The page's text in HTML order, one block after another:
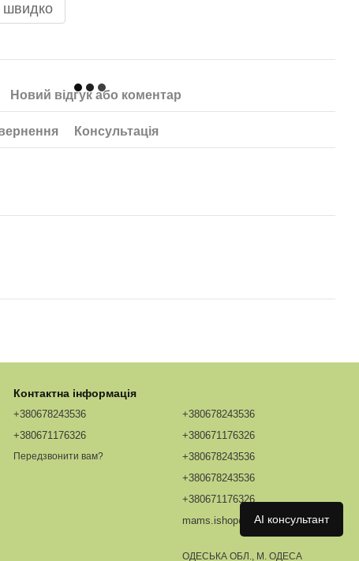
швидко
Новий відгук або коментар
Консультація
Контактна інформація
+380678243536
+380671176326
Передзвонити вам?
+380678243536
+380671176326
+380678243536
+380678243536
+380671176326
mams.ishop@redhead.ua
ОДЕСЬКА ОБЛ., М. ОДЕСА
AI консультант